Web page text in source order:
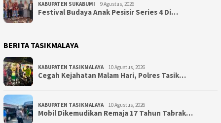
KABUPATEN SUKABUMI 9 Agustus, 2026
Festival Budaya Anak Pesisir Series 4 Di…
BERITA TASIKMALAYA
KABUPATEN TASIKMALAYA 10 Agustus, 2026
Cegah Kejahatan Malam Hari, Polres Tasik…
KABUPATEN TASIKMALAYA 10 Agustus, 2026
Mobil Dikemudikan Remaja 17 Tahun Tabrak…